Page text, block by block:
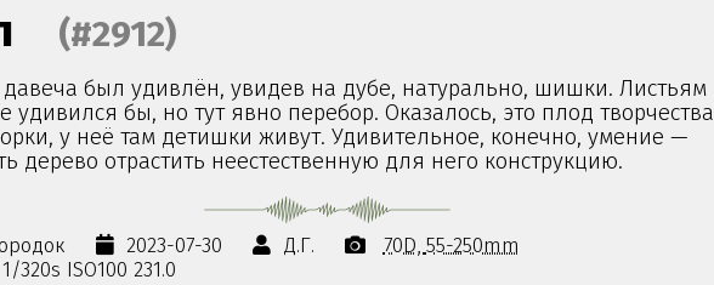
(#2912)
был удивлён, увидев на дубе, натурально, шишки. Листьям
удивился бы, но тут явно перебор. Оказалось, это плод творчества
у неё там детишки живут. Удивительное, конечно, умение —
дерево отрастить неестественную для него конструкцию.
2023-07-30 Д.Г. 70D 55-250mm
320s ISO100 231.0